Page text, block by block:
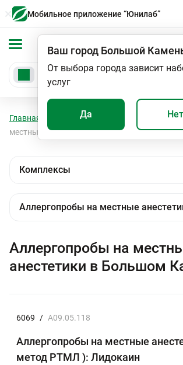
Мобильное приложение “Юнилаб”
Ваш город Большой
От выбора города зависит
услуг
Да Нет
Главная Анализы
местные анестетики
Аллергопробы на
анестетики в Большом
6069 / A09.05.118
Аллергопробы на местные
метод РТМЛ ): Лидокаин